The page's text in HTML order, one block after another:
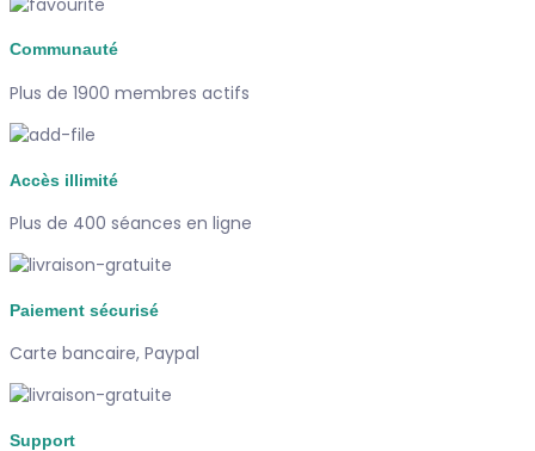
Communauté
Plus de 1900 membres actifs
Accès illimité
Plus de 400 séances en ligne
Paiement sécurisé
Carte bancaire, Paypal
Support